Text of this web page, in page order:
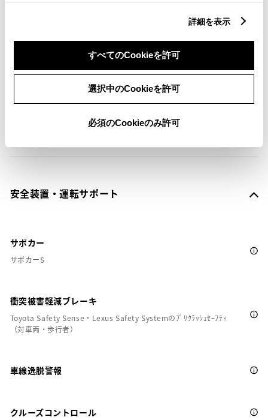
詳細を表示
すべてのCookieを許可
選択中のCookieを許可
必須のCookieのみ許可
リモコンスターター
安全装置・運転サポート
サポカー
サポカーS
衝突被害軽減ブレーキ
Toyota Safety Sense・Lexus Safety Systemのﾌﾟﾘｸﾗｯｼｭｾｰﾌﾃｨ
（対車両・歩行者）
車線逸脱警報
クルーズコントロール